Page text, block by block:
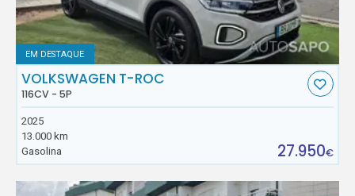
EM DESTAQUE
VOLKSWAGEN T-ROC
116CV - 5P
2025
13.000 km
Gasolina
27.950€